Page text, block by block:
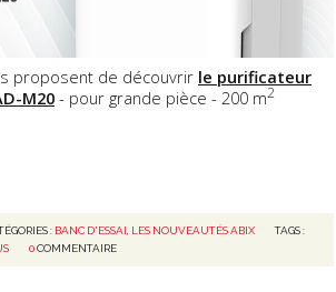
proposent de découvrir le purificateur
M20 - pour grande pièce - 200 m2
: BANC D'ESSAI, LES NOUVEAUTÉS ABIX
TAGS :
0 COMMENTAIRE